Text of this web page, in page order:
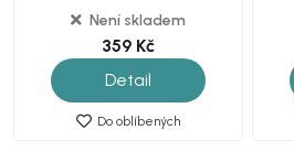
Není skladem
359 Kč
Detail
Do oblíbených